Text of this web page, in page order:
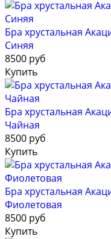
Бра хрустальная
Синяя
8500 руб
Купить
Бра хрустальная
Чайная
8500 руб
Купить
Бра хрустальная
Фиолетовая
8500 руб
Купить